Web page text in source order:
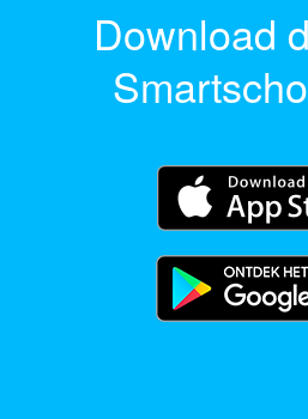
Download